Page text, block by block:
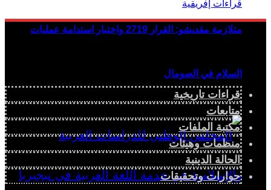
متلازمة مقديشو: القرار 2719 واختبار استدامة عمليات
السلام في الصومال
قراءات تاريخية
متابعات
مكتبة الملفات
منظمات وهيئات
الحالة الدينية
حوارات وتحقيقات